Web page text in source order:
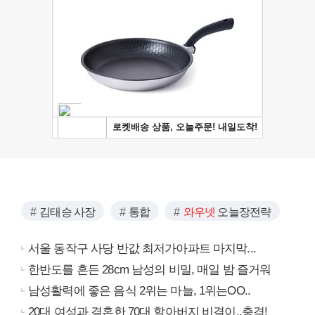
김태승 사장 통합 와우넷 오늘장전략
서울 동작구 사당 반값 최저가아파트 마지막...
한반도를 흔든 28cm 남성의 비밀, 매일 밤 즐거워
남성활력에 좋은 음식 2위는 마늘, 1위는OO..
20대 여성과 결혼한 70대 할아버지 비결이..충격!